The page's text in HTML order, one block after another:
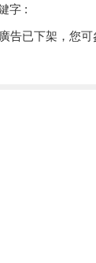
字 :
告已下架，您